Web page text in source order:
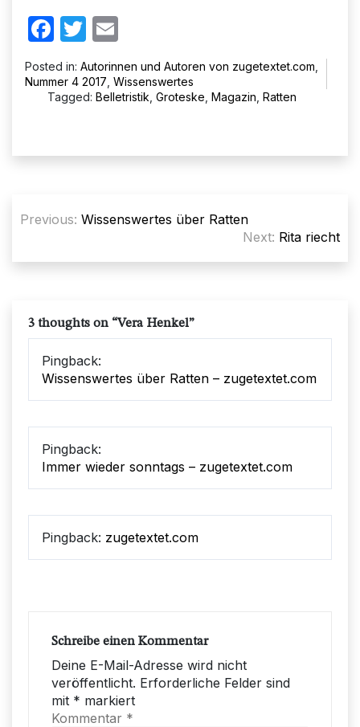
Facebook
Twitter
Posted in: Autorinnen und Autoren von zugetextet.com
Nummer 4 2017 Wissenswertes
Tagged: Belletristik Groteske Magazin Ratten
Previous: Wissenswertes über Ratten
Next: Rita riecht
3 thoughts on “Vera Henkel”
Pingback:
Wissenswertes über Ratten – zugetextet.com
Pingback:
Immer wieder sonntags – zugetextet.com
Pingback: zugetextet.com
Schreibe einen Kommentar
Deine E-Mail-Adresse wird nicht
veröffentlicht. Erforderliche Felder sind
mit * markiert
Kommentar *